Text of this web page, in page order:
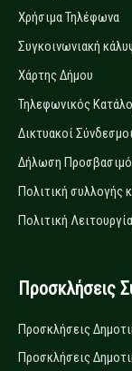
Χρήσιμα Τηλέφωνα
Συγκοινωνιακή
Χάρτης Δήμου
Τηλεφωνικός
Δικτυακοί Σύνδεσμοι
Δήλωση
Πολιτική συλλογής
Πολιτική
Προσκλήσεις
Προσκλήσεις
Προσκλήσεις